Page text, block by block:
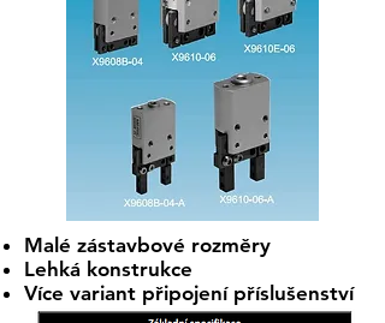
Malé zástavbové rozměry
Lehká konstrukce
Více variant připojení příslušenství